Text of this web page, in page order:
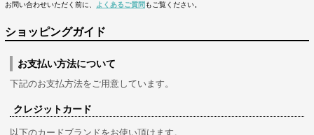
お問い合わせいただく前に、 よくあるご質問 もご覧ください。
ショッピングガイド
お支払い方法について
下記のお支払方法をご用意しています。
クレジットカード
以下のカードブランドをお使い頂けます。